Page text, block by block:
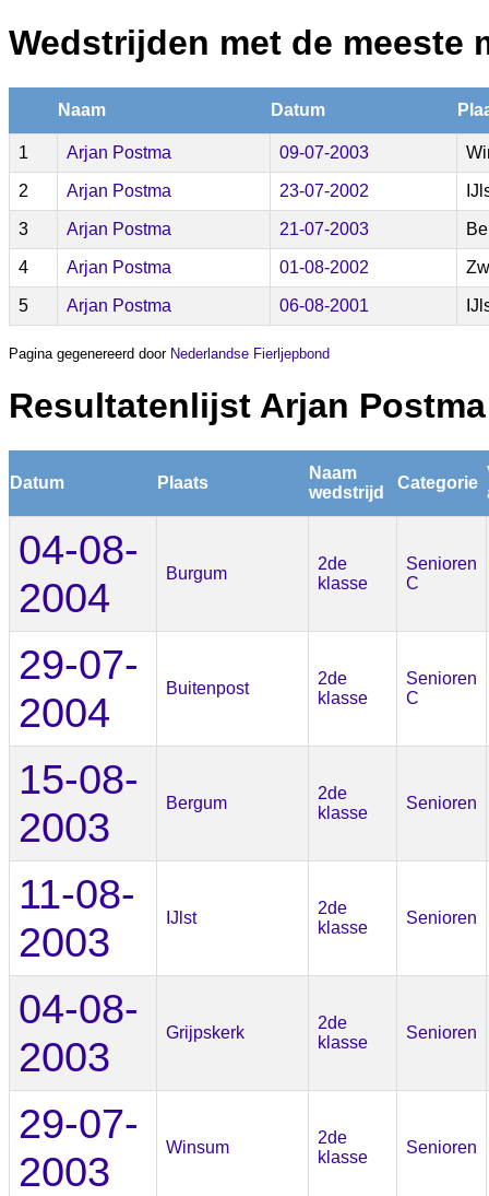
Wedstrijden met de meeste
Naam Datum
1 Arjan Postma 09-07-2003
2 Arjan Postma 23-07-2002
3 Arjan Postma 21-07-2003
4 Arjan Postma 01-08-2002
5 Arjan Postma 06-08-2001
Pagina gegenereerd door Nederlandse Fierljepbond
Resultatenlijst Arjan Postma
Datum Plaats
Naam
wedstrijd
Categorie
04-08-
2004
Burgum
2de
klasse
Senioren
C
29-07-
2004
Buitenpost
2de
klasse
Senioren
C
15-08-
2003
Bergum
2de
klasse
Senioren
11-08-
2003
IJlst
2de
klasse
Senioren
04-08-
2003
Grijpskerk
2de
klasse
Senioren
29-07-
2003
Winsum
2de
klasse
Senioren